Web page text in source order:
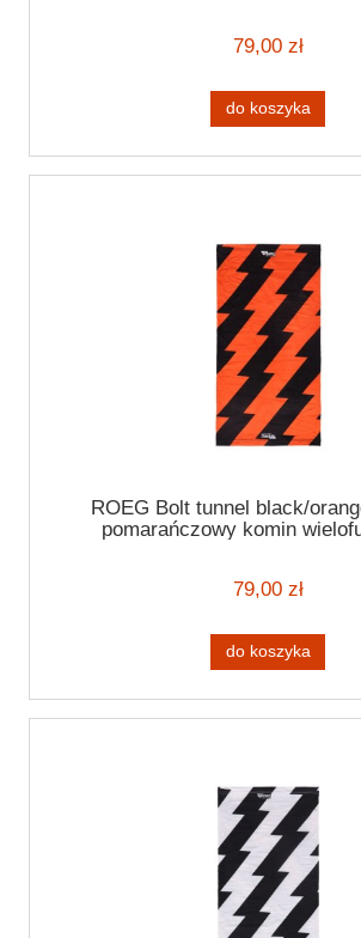
79,00 zł
do koszyka
ROEG Bolt tunnel black/
pomarańczowy komin
79,00 zł
do koszyka